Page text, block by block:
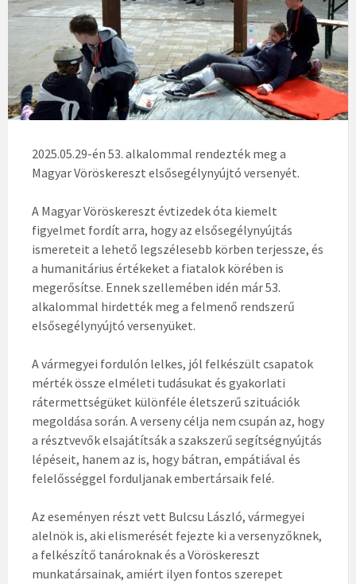
2025.05.29-én 53. alkalommal rendezték meg a
Magyar Vöröskereszt elsősegélynyújtó versenyét.
A Magyar Vöröskereszt évtizedek óta kiemelt
figyelmet fordít arra, hogy az elsősegélynyújtás
ismereteit a lehető legszélesebb körben terjessze, és
a humanitárius értékeket a fiatalok körében is
megerősítse. Ennek szellemében idén már 53.
alkalommal hirdették meg a felmenő rendszerű
elsősegélynyújtó versenyüket.
A vármegyei fordulón lelkes, jól felkészült csapatok
mérték össze elméleti tudásukat és gyakorlati
rátermettségüket különféle életszerű szituációk
megoldása során. A verseny célja nem csupán az, hogy
a résztvevők elsajátítsák a szakszerű segítségnyújtás
lépéseit, hanem az is, hogy bátran, empátiával és
felelősséggel forduljanak embertársaik felé.
Az eseményen részt vett Bulcsu László, vármegyei
alelnök is, aki elismerését fejezte ki a versenyzőknek,
a felkészítő tanároknak és a Vöröskereszt
munkatársainak, amiért ilyen fontos szerepet